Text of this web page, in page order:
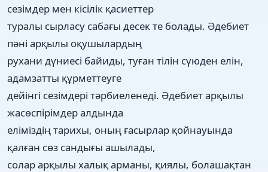
сезімдер мен кісілік қасиеттер
туралы сырласу сабағы десек те болады. Әдебиет
пәні арқылы оқушылардың
рухани дүниесі байиды, туған тілін сүюден елін,
адамзатты құрметтеуге
дейінгі сезімдері тәрбиеленеді. Әдебиет арқылы
жасөспірімдер алдында
еліміздің тарихы, оның ғасырлар қойнауында
қалған сөз сандығы ашылады,
солар арқылы халық арманы, қиялы, болашақтан